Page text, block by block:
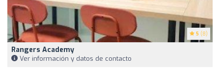
5 (8)
Rangers Academy
Ver información y datos de contacto